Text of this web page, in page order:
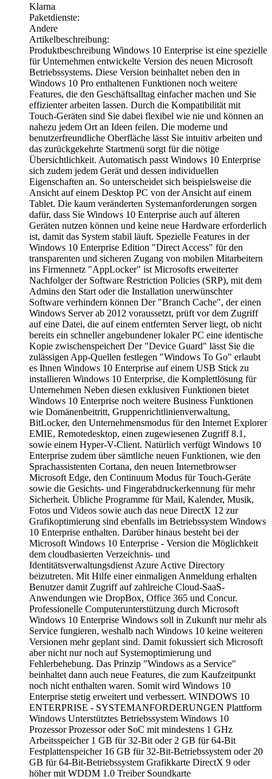
Klarna
Paketdienste:
Andere
Artikelbeschreibung:
Produktbeschreibung Windows 10 Enterprise ist eine spezielle
für Unternehmen entwickelte Version des neuen Microsoft
Betriebssystems. Diese Version beinhaltet neben den in
Windows 10 Pro enthaltenen Funktionen noch weitere
Features, die den Geschäftsalltag einfacher machen und Sie
effizienter arbeiten lassen. Durch die Kompatibilität mit
Touch-Geräten sind Sie dabei flexibel wie nie und können an
nahezu jedem Ort an Ideen feilen. Die moderne und
benutzerfreundliche Oberfläche lässt Sie intuitiv arbeiten und
das zurückgekehrte Startmenü sorgt für die nötige
Übersichtlichkeit. Automatisch passt Windows 10 Enterprise
sich zudem jedem Gerät und dessen individuellen
Eigenschaften an. So unterscheidet sich beispielsweise die
Ansicht auf einem Desktop PC von der Ansicht auf einem
Tablet. Die kaum veränderten Systemanforderungen sorgen
dafür, dass Sie Windows 10 Enterprise auch auf älteren
Geräten nutzen können und keine neue Hardware erforderlich
ist, damit das System stabil läuft. Spezielle Features in der
Windows 10 Enterprise Edition "Direct Access" für den
transparenten und sicheren Zugang von mobilen Mitarbeitern
ins Firmennetz "AppLocker" ist Microsofts erweiterter
Nachfolger der Software Restriction Policies (SRP), mit dem
Admins den Start oder die Installation unerwünschter
Software verhindern können Der "Branch Cache", der einen
Windows Server ab 2012 voraussetzt, prüft vor dem Zugriff
auf eine Datei, die auf einem entfernten Server liegt, ob nicht
bereits ein schneller angebundener lokaler PC eine identische
Kopie zwischenspeichert Der "Device Guard" lässt Sie die
zulässigen App-Quellen festlegen "Windows To Go" erlaubt
es Ihnen Windows 10 Enterprise auf einem USB Stick zu
installieren Windows 10 Enterprise, die Komplettlösung für
Unternehmen Neben diesen exklusiven Funktionen bietet
Windows 10 Enterprise noch weitere Business Funktionen
wie Domänenbeitritt, Gruppenrichtlinienverwaltung,
BitLocker, den Unternehmensmodus für den Internet Explorer
EMIE, Remotedesktop, einen zugewiesenen Zugriff 8.1,
sowie einem Hyper-V-Client. Natürlich verfügt Windows 10
Enterprise zudem über sämtliche neuen Funktionen, wie den
Sprachassistenten Cortana, den neuen Internetbrowser
Microsoft Edge, den Continuum Modus für Touch-Geräte
sowie die Gesichts- und Fingerabdruckerkennung für mehr
Sicherheit. Übliche Programme für Mail, Kalender, Musik,
Fotos und Videos sowie auch das neue DirectX 12 zur
Grafikoptimierung sind ebenfalls im Betriebssystem Windows
10 Enterprise enthalten. Darüber hinaus besteht bei der
Microsoft Windows 10 Enterprise - Version die Möglichkeit
dem cloudbasierten Verzeichnis- und
Identitätsverwaltungsdienst Azure Active Directory
beizutreten. Mit Hilfe einer einmaligen Anmeldung erhalten
Benutzer damit Zugriff auf zahlreiche Cloud-SaaS-
Anwendungen wie DropBox, Office 365 und Concur.
Professionelle Computerunterstützung durch Microsoft
Windows 10 Enterprise Windows soll in Zukunft nur mehr als
Service fungieren, weshalb nach Windows 10 keine weiteren
Versionen mehr geplant sind. Damit fokussiert sich Microsoft
aber nicht nur noch auf Systemoptimierung und
Fehlerbehebung. Das Prinzip "Windows as a Service"
beinhaltet dann auch neue Features, die zum Kaufzeitpunkt
noch nicht enthalten waren. Somit wird Windows 10
Enterprise stetig erweitert und verbessert. WINDOWS 10
ENTERPRISE - SYSTEMANFORDERUNGEN Plattform
Windows Unterstütztes Betriebssystem Windows 10
Prozessor Prozessor oder SoC mit mindestens 1 GHz
Arbeitsspeicher 1 GB für 32-Bit oder 2 GB für 64-Bit
Festplattenspeicher 16 GB für 32-Bit-Betriebssystem oder 20
GB für 64-Bit-Betriebssystem Grafikkarte DirectX 9 oder
höher mit WDDM 1.0 Treiber Soundkarte